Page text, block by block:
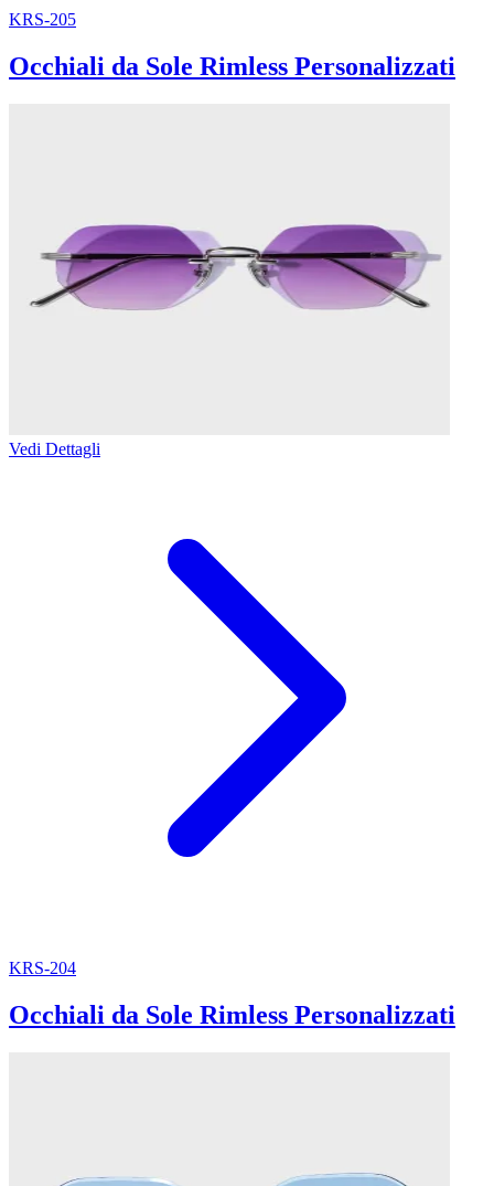
KRS-205
Occhiali da Sole Rimless Personalizzati
Vedi Dettagli
KRS-204
Occhiali da Sole Rimless Personalizzati